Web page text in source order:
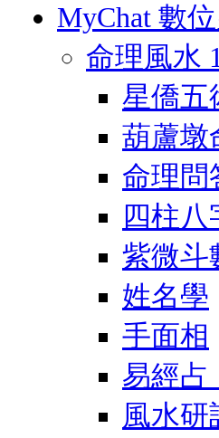
MyChat 數
命理風水
星僑五
葫蘆墩
命理問
四柱八
紫微斗
姓名學
手面相
易經占
風水研